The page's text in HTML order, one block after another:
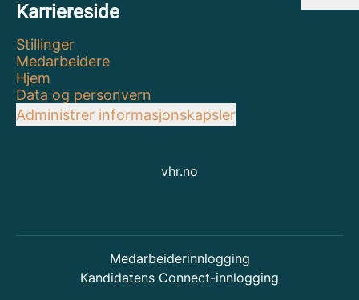
Karriereside
Stillinger
Medarbeidere
Hjem
Data og personvern
Administrer informasjonskapsler
vhr.no
Medarbeiderinnlogging
Kandidatens Connect-innlogging